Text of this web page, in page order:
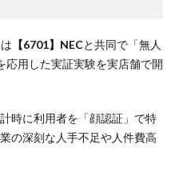
は 【6701】NECと共同で「無人
応用した実証実験を実店舗で開
時に利用者を「顔認証」で特
の深刻な人手不足や人件費高